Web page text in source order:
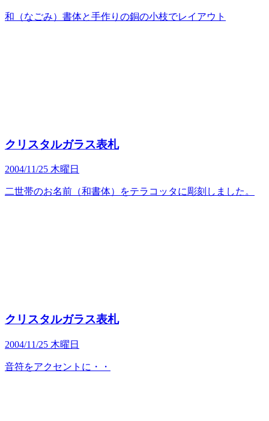
和（なごみ）書体と手作りの銅の小枝でレイアウト
クリスタルガラス表札
2004/11/25 木曜日
二世帯のお名前（和書体）をテラコッタに彫刻しました。
クリスタルガラス表札
2004/11/25 木曜日
音符をアクセントに・・